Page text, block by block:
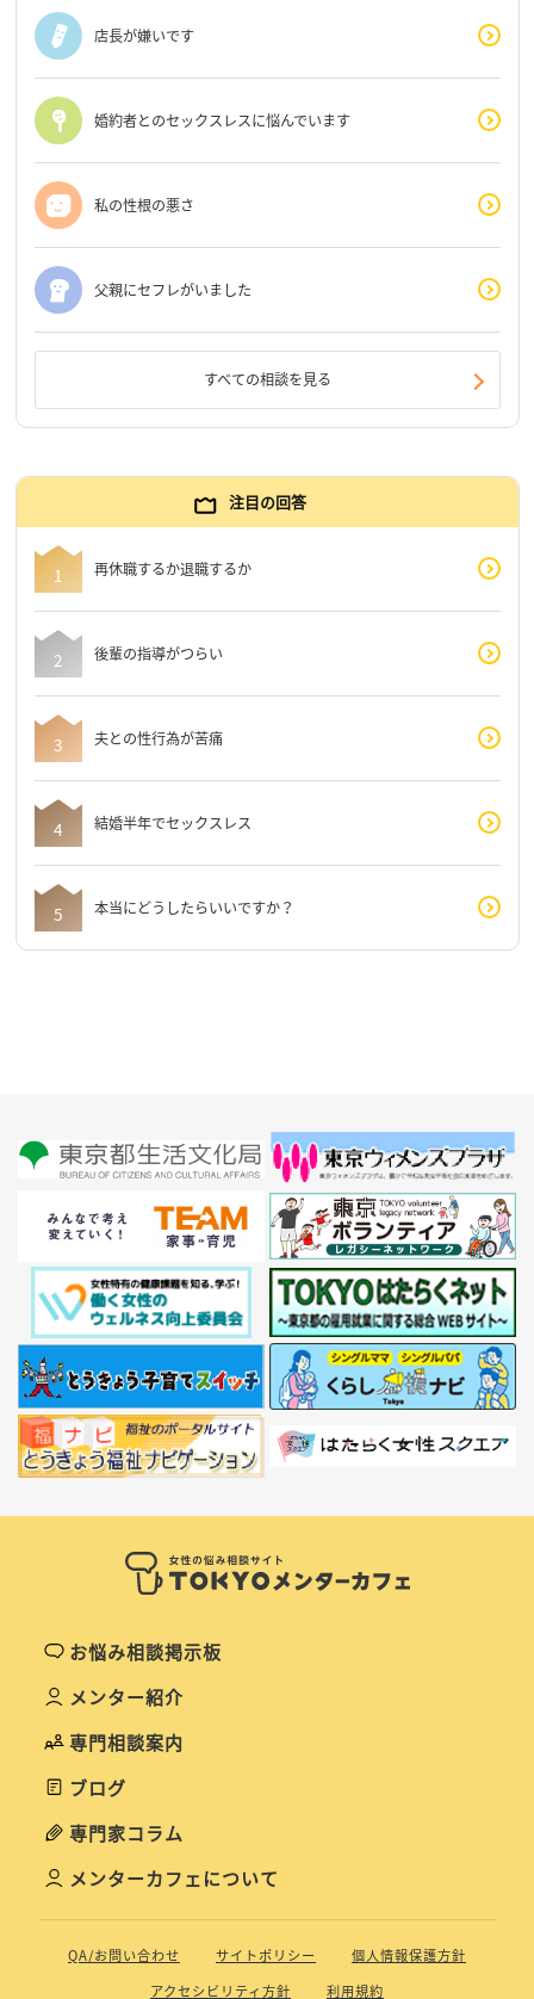
店長が嫌いです
婚約者とのセックスレスに悩んでいます
私の性根の悪さ
父親にセフレがいました
すべての相談を見る
注目の回答
再休職するか退職するか
後輩の指導がつらい
夫との性行為が苦痛
結婚半年でセックスレス
本当にどうしたらいいですか？
お悩み相談掲示板
メンター紹介
専門相談案内
ブログ
専門家コラム
メンターカフェについて
QA/お問い合わせ サイトポリシー
個人情報保護方針
アクセシビリティ方針
利用規約